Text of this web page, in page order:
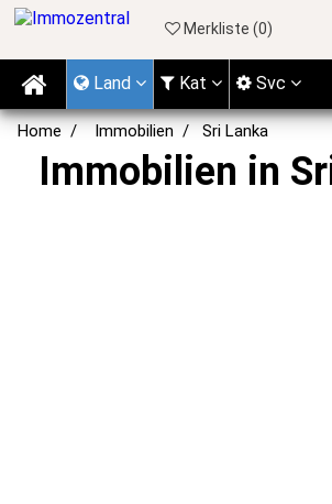
Home Immobilien Sri Lanka
Immobilien in
Merkliste (0)
Land Kat Svc